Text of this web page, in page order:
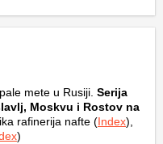
mete u Rusiji. Serija
Moskvu i Rostov na
rafinerija nafte (Index),
)